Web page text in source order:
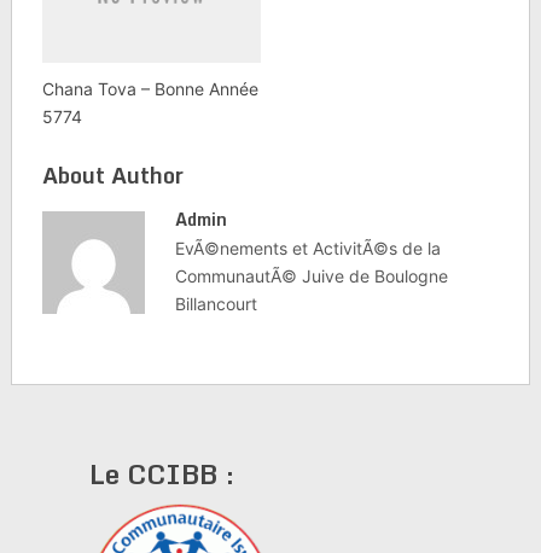
Chana Tova – Bonne Année
5774
About Author
Admin
EvÃ©nements et ActivitÃ©s de la
CommunautÃ© Juive de Boulogne
Billancourt
Le CCIBB :